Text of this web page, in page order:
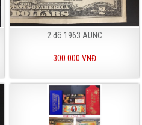
2 đô 1963 AUNC
300.000 VNĐ